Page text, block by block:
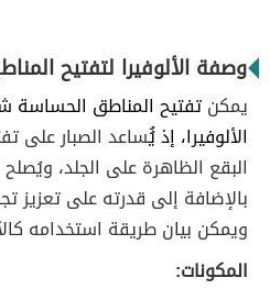
وصفة الألوفيرا لتفتيح
يمكنتفتيح المناطق الحساسة
الألوفيرا، إذ يُُساعد الصبار على
البقع الظاهرة على الجلد، ويُصلح
بالإضافة إلى قدرته على تعزيز
ويمكن بيان طريقة استخدامه
المكونات: